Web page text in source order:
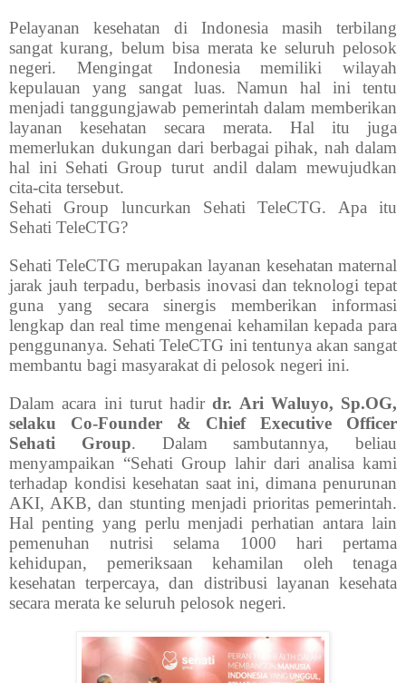
Pelayanan kesehatan di Indonesia masih terbilang
sangat kurang, belum bisa merata ke seluruh pelosok
negeri. Mengingat Indonesia memiliki wilayah
kepulauan yang sangat luas. Namun hal ini tentu
menjadi tanggungjawab pemerintah dalam memberikan
layanan kesehatan secara merata. Hal itu juga
memerlukan dukungan dari berbagai pihak, nah dalam
hal ini Sehati Group turut andil dalam mewujudkan
cita-cita tersebut.
Sehati Group luncurkan Sehati TeleCTG. Apa itu
Sehati TeleCTG?
Sehati TeleCTG merupakan layanan kesehatan maternal
jarak jauh terpadu, berbasis inovasi dan teknologi tepat
guna yang secara sinergis memberikan informasi
lengkap dan real time mengenai kehamilan kepada para
penggunanya. Sehati TeleCTG ini tentunya akan sangat
membantu bagi masyarakat di pelosok negeri ini.
Dalam acara ini turut hadirdr. Ari Waluyo, Sp.OG,
selaku Co-Founder & Chief Executive Officer
Sehati Group. Dalam sambutannya, beliau
menyampaikan “Sehati Group lahir dari analisa kami
terhadap kondisi kesehatan saat ini, dimana penurunan
AKI, AKB, dan stunting menjadi prioritas pemerintah.
Hal penting yang perlu menjadi perhatian antara lain
pemenuhan nutrisi selama 1000 hari pertama
kehidupan, pemeriksaan kehamilan oleh tenaga
kesehatan terpercaya, dan distribusi layanan kesehata
secara merata ke seluruh pelosok negeri.